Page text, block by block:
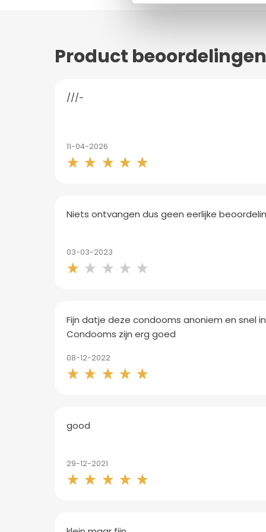
Product beoordelingen
///-
11-04-2026
Niets ontvangen dus geen eerlijke
03-03-2023
Fijn datje deze condooms anoniem en snel
Condooms zijn erg goed
08-12-2022
good
29-12-2021